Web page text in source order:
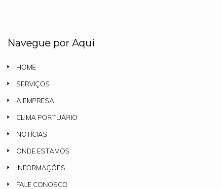
Navegue por Aqui
HOME
SERVIÇOS
A EMPRESA
CLIMA PORTUÁRIO
NOTÍCIAS
ONDE ESTAMOS
INFORMAÇÕES
FALE CONOSCO